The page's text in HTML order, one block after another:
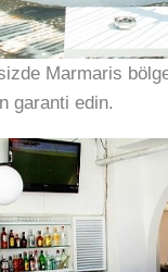
Marmaris
garanti edin.